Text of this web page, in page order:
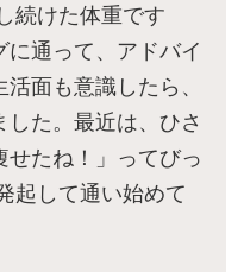
続けた体重です
通って、アドバイ
面も意識したら、
た。最近は、ひさ
せたね！」ってびっ
起して通い始めて